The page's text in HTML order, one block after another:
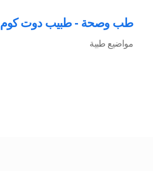
طب وصحة - طبيب دوت كوم
مواضيع طبية